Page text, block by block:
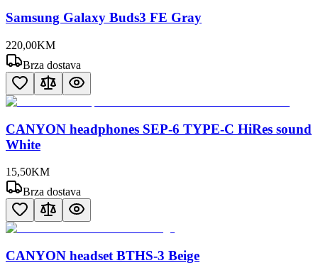
Samsung Galaxy Buds3 FE Gray
220,00KM
Brza dostava
CANYON headphones SEP-6 TYPE-C HiRes sound
White
15,50KM
Brza dostava
CANYON headset BTHS-3 Beige